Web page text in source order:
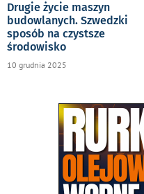
Drugie życie maszyn
budowlanych. Szwedzki
sposób na czystsze
środowisko
10 grudnia 2025